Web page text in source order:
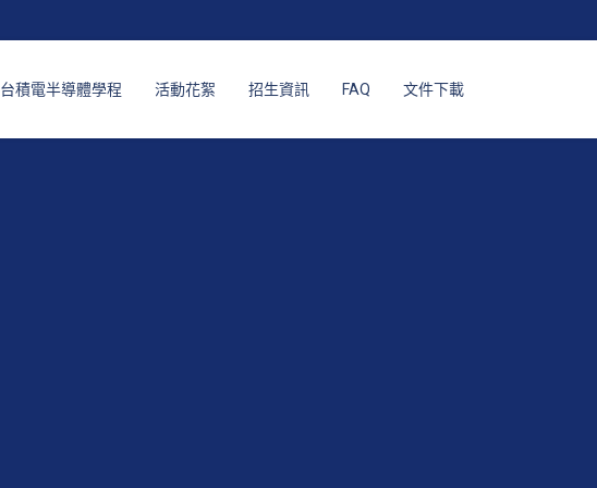
台積電半導體學程 活動花絮 招生資訊 FAQ 文件下載